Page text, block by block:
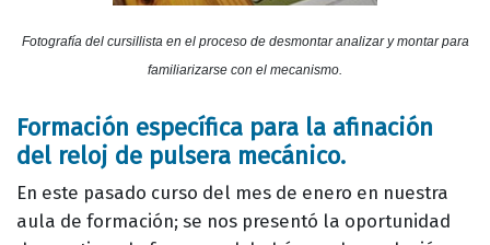
Fotografía del cursillista en el proceso de desmontar analizar y montar para
familiarizarse con el mecanismo.
Formación específica para la afinación
del reloj de pulsera mecánico.
En este pasado curso del mes de enero en nuestra
aula de formación; se nos presentó la oportunidad